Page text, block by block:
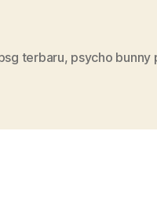
terbaru, psycho bunny